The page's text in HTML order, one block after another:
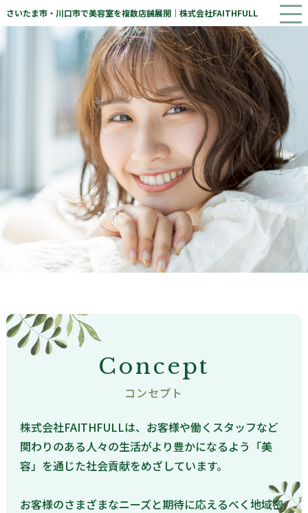
さいたま市・川口市で美容室を複数店舗展開｜株式会社FAITHFULL
Concept
コンセプト
株式会社FAITHFULLは、お客様や働くスタッフなど
関わりのある人々の生活がより豊かになるよう「美
容」を通じた社会貢献をめざしています。
お客様のさまざまなニーズと期待に応えるべく地域密